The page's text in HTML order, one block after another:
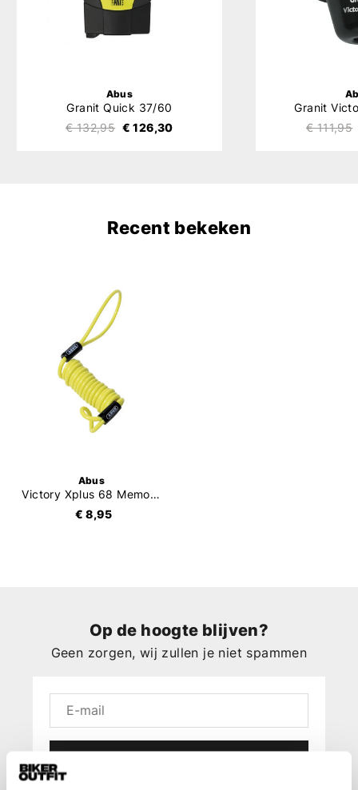
Abus
Granit Quick 37/60
€ 132,95 € 126,30
Granit
€ 111,95
Recent bekeken
Abus
Victory Xplus 68 Memory Cable
€ 8,95
Op de hoogte blijven?
Geen zorgen, wij zullen je niet spammen